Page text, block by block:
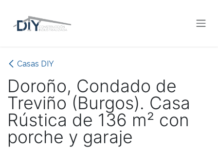
Casas DIY
Doroño, Condado de
Treviño (Burgos). Casa
Rústica de 136 m² con
porche y garaje